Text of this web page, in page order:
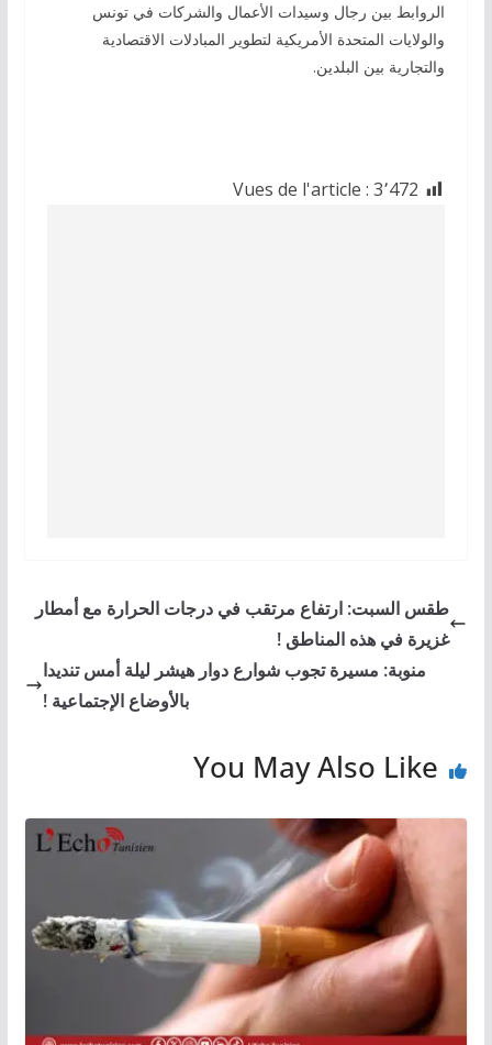
الروابط بين رجال وسيدات الأعمال والشركات في تونس
والولايات المتحدة الأمريكية لتطوير المبادلات الاقتصادية
والتجارية بين البلدين.
Vues de l'article : 3٬472
طقس السبت: ارتفاع مرتقب في درجات الحرارة مع أمطار
غزيرة في هذه المناطق !
منوبة: مسيرة تجوب شوارع دوار هيشر ليلة أمس تنديدا
بالأوضاع الإجتماعية !
You May Also Like